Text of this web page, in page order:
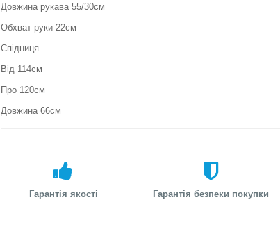
Довжина рукава 55/30см
Обхват руки 22см
Спідниця
Від 114см
Про 120см
Довжина 66см
Гарантія якості Гарантія безпеки покупки